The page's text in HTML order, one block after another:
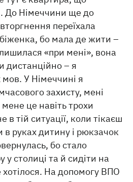
До Німеччини ще до
переїхала
бо мала де жити –
«при мені», вона
дистанційно – я
мов. У Німеччині я
захисту, мені
це навіть трохи
тій ситуації, коли тікаєш
в руках дитину і рюкзачок
бо стало
у столиці та й сидіти на
На допомогу ВПО